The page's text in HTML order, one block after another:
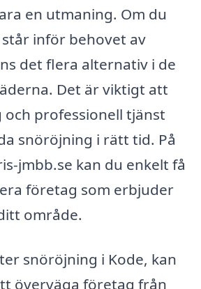
en utmaning. Om du
inför behovet av
det flera alternativ i de
Det är viktigt att
professionell tjänst
snöröjning i rätt tid. På
jmbb.se kan du enkelt få
företag som erbjuder
område.
snöröjning i Kode, kan
överväga företag från